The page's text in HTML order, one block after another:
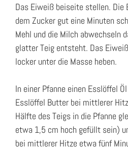
Das Eiweiß beiseite stellen. Die
dem Zucker gut eine Minuten
Mehl und die Milch abwechseln
glatter Teig entsteht. Das
locker unter die Masse heben.
In einer Pfanne einen Esslöffel
Esslöffel Butter bei mittlerer
Hälfte des Teigs in die Pfanne
etwa 1,5 cm hoch gefüllt sein)
bei mittlerer Hitze etwa fünf